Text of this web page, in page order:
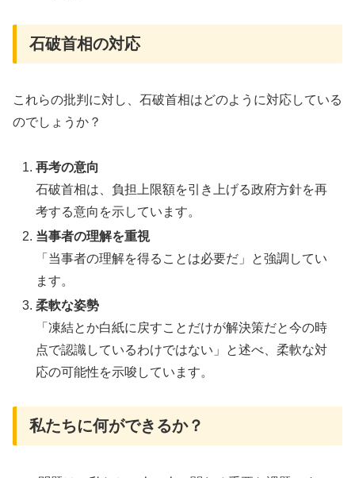
石破首相の対応
これらの批判に対し、石破首相はどのように対応している
のでしょうか？
再考の意向
石破首相は、負担上限額を引き上げる政府方針を再
考する意向を示しています。
当事者の理解を重視
「当事者の理解を得ることは必要だ」と強調してい
ます。
柔軟な姿勢
「凍結とか白紙に戻すことだけが解決策だと今の時
点で認識しているわけではない」と述べ、柔軟な対
応の可能性を示唆しています。
私たちに何ができるか？